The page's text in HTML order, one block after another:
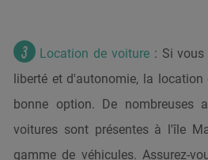
Location de voiture: Si vous
liberté et d'autonomie, la
bonne option. De nombreuses
voitures sont présentes à l'île
gamme de véhicules. Assurez-